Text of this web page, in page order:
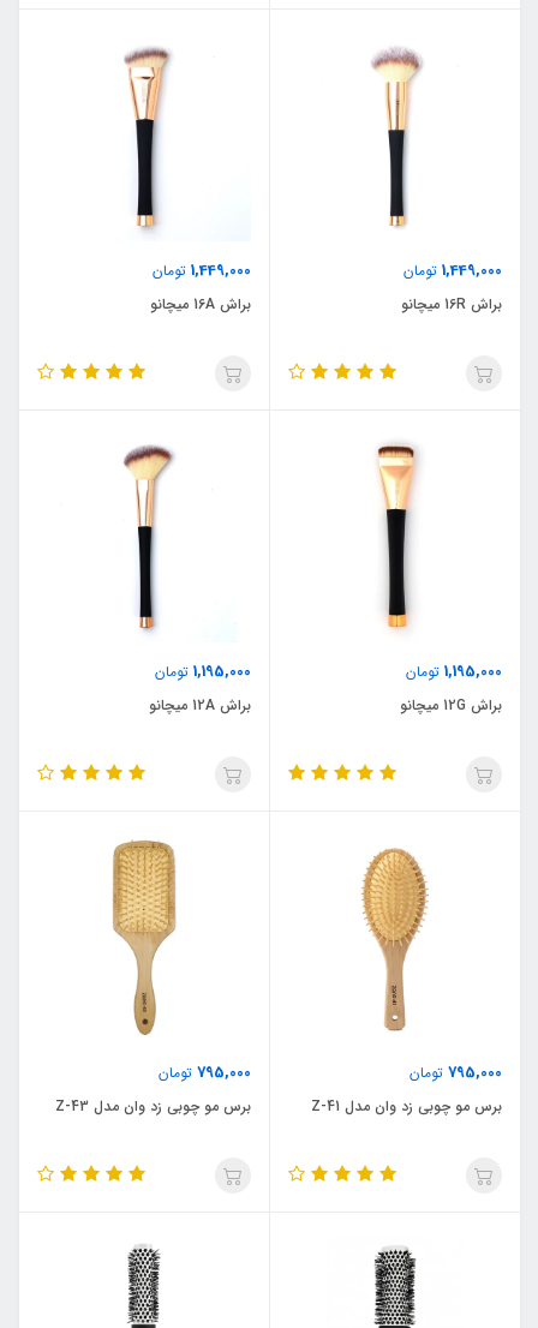
1,449,000 تومان
براش 16R میچانو
1,449,000 تومان
براش 16A میچانو
1,195,000 تومان
براش 12G میچانو
1,195,000 تومان
براش 12A میچانو
795,000 تومان
برس مو چوبی زد وان مدل Z-41
795,000 تومان
برس مو چوبی زد وان مدل Z-43